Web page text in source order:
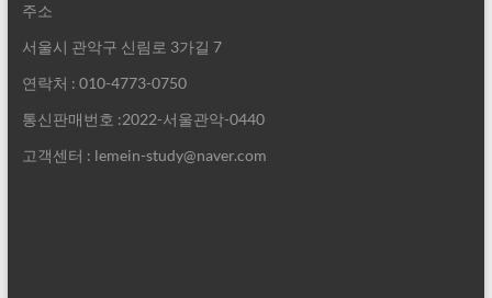
주소
서울시 관악구 신림로 3가길 7
연락처 : 010-4773-0750
통신판매번호 :2022-서울관악-0440
고객센터 : lemein-study@naver.com